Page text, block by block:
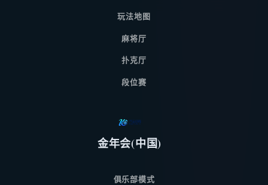
玩法地图
麻将厅
扑克厅
段位赛
金年会(中国)
俱乐部模式